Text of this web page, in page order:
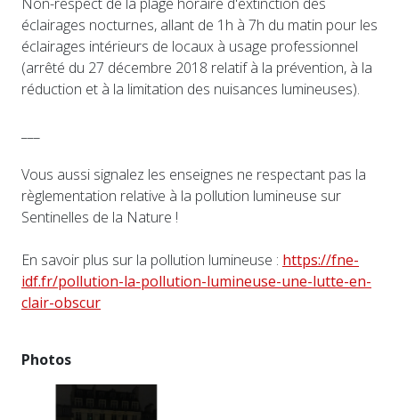
éclairages nocturnes, allant de 1h à 7h du matin pour les
éclairages intérieurs de locaux à usage professionnel
(arrêté du 27 décembre 2018 relatif à la prévention, à la
réduction et à la limitation des nuisances lumineuses).
Vous aussi signalez les enseignes ne respectant pas la
règlementation relative à la pollution lumineuse sur
Sentinelles de la Nature !
En savoir plus sur la pollution lumineuse : https://fne-
idf.fr/pollution-la-pollution-lumineuse-une-lutte-en-
clair-obscur
Photos